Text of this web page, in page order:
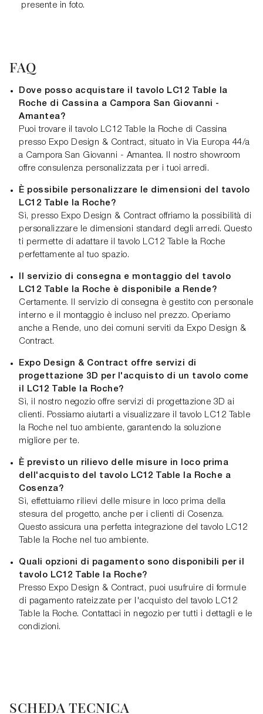
presente in foto.
FAQ
Dove posso acquistare il tavolo LC12 Table la
Roche di Cassina a Campora San Giovanni -
Amantea?
Puoi trovare il tavolo LC12 Table la Roche di Cassina
presso Expo Design & Contract, situato in Via Europa 44/a
a Campora San Giovanni - Amantea. Il nostro showroom
offre consulenza personalizzata per i tuoi arredi.
È possibile personalizzare le dimensioni del tavolo
LC12 Table la Roche?
Sì, presso Expo Design & Contract offriamo la possibilità di
personalizzare le dimensioni standard degli arredi. Questo
ti permette di adattare il tavolo LC12 Table la Roche
perfettamente al tuo spazio.
Il servizio di consegna e montaggio del tavolo
LC12 Table la Roche è disponibile a Rende?
Certamente. Il servizio di consegna è gestito con personale
interno e il montaggio è incluso nel prezzo. Operiamo
anche a Rende, uno dei comuni serviti da Expo Design &
Contract.
Expo Design & Contract offre servizi di
progettazione 3D per l'acquisto di un tavolo come
il LC12 Table la Roche?
Sì, il nostro negozio offre servizi di progettazione 3D ai
clienti. Possiamo aiutarti a visualizzare il tavolo LC12 Table
la Roche nel tuo ambiente, garantendo la soluzione
migliore per te.
È previsto un rilievo delle misure in loco prima
dell'acquisto del tavolo LC12 Table la Roche a
Cosenza?
Sì, effettuiamo rilievi delle misure in loco prima della
stesura del progetto, anche per i clienti di Cosenza.
Questo assicura una perfetta integrazione del tavolo LC12
Table la Roche nel tuo ambiente.
Quali opzioni di pagamento sono disponibili per il
tavolo LC12 Table la Roche?
Presso Expo Design & Contract, puoi usufruire di formule
di pagamento rateizzate per l'acquisto del tavolo LC12
Table la Roche. Contattaci in negozio per tutti i dettagli e le
condizioni.
SCHEDA TECNICA